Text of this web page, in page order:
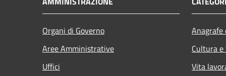
Organi di Governo
Aree Amministrative
Uffici
Cultura
Vita